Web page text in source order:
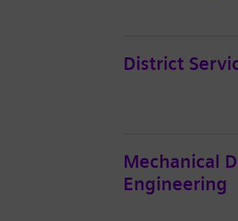
District
Mechanical
Engineering